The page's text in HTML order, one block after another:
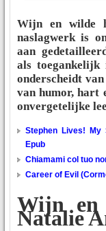
Wijn en wilde
naslagwerk is
aan
als toegankelijk
onderscheidt
van humor, hart
onvergetelijke
Stephen Lives!
Epub
Chiamami col tuo
Career of Evil
Wijn en
Natalie